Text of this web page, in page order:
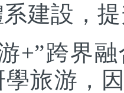
建設，
跨界融
旅游，